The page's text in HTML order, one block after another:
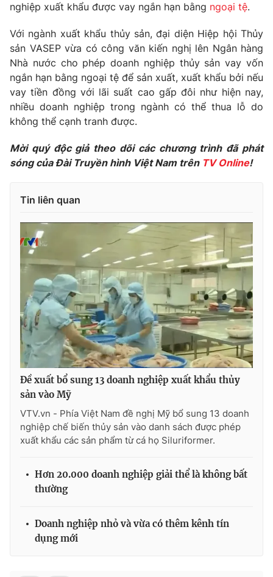
Góc doanh nghiệp
Truyền hình
Phim VTV
Hậu trường
Nhân vật
Khán giả
Giải trí
Điện ảnh
Âm nhạc
Sao
Đời sống
Du lịch
Làm đẹp
Chất lượng cuộc sống
Giáo dục
Học trực tuyến
Công nghệ
Sản phẩm
Thị trường
Tư vấn
Lịch phát sóng
Chuyên mục khác
Emagazine Podcast
Photo Infographic
Video Shorts video
VTV Money
VTV Sức khoẻ Bất động sản
Tấm lòng Việt
VTV9
nghiệp xuất khẩu được vay ngắn hạn bằng ngoại tệ.
Với ngành xuất khẩu thủy sản, đại diện Hiệp hội Thủy
sản VASEP vừa có công văn kiến nghị lên Ngân hàng
Nhà nước cho phép doanh nghiệp thủy sản vay vốn
ngắn hạn bằng ngoại tệ để sản xuất, xuất khẩu bởi nếu
vay tiền đồng với lãi suất cao gấp đôi như hiện nay,
nhiều doanh nghiệp trong ngành có thể thua lỗ do
không thể cạnh tranh được.
Mời quý độc giả theo dõi các chương trình đã phát
sóng của Đài Truyền hình Việt Nam trên TV Online!
Tin liên quan
Đề xuất bổ sung 13 doanh nghiệp xuất khẩu thủy
sản vào Mỹ
VTV.vn - Phía Việt Nam đề nghị Mỹ bổ sung 13 doanh
nghiệp chế biến thủy sản vào danh sách được phép
xuất khẩu các sản phẩm từ cá họ Siluriformer.
Hơn 20.000 doanh nghiệp giải thể là không bất
thường
Doanh nghiệp nhỏ và vừa có thêm kênh tín
dụng mới